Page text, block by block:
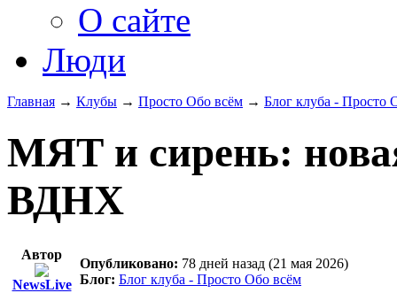
О сайте
Люди
Главная → Клубы → Просто Обо всём → Блог клуба - Просто
МЯТ и сирень:
ВДНХ
Автор
NewsLive
Опубликовано: 78 дней назад (21 мая 2026)
Блог: Блог клуба - Просто Обо всём